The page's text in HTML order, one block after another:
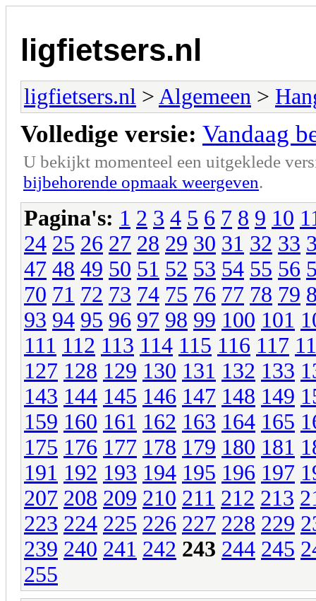
ligfietsers.nl
ligfietsers.nl > Algemeen >
Volledige versie: Vandaag
U bekijkt momenteel een uitgeklede
bijbehorende opmaak weergeven.
Pagina's: 1 2 3 4 5 6 7 8 9 10
24 25 26 27 28 29 30 31 32 33
47 48 49 50 51 52 53 54 55 56
70 71 72 73 74 75 76 77 78 79
93 94 95 96 97 98 99 100 101
111 112 113 114 115 116 117
127 128 129 130 131 132 133
143 144 145 146 147 148 149
159 160 161 162 163 164 165
175 176 177 178 179 180 181
191 192 193 194 195 196 197
207 208 209 210 211 212 213
223 224 225 226 227 228 229
239 240 241 242 243 244 245
255